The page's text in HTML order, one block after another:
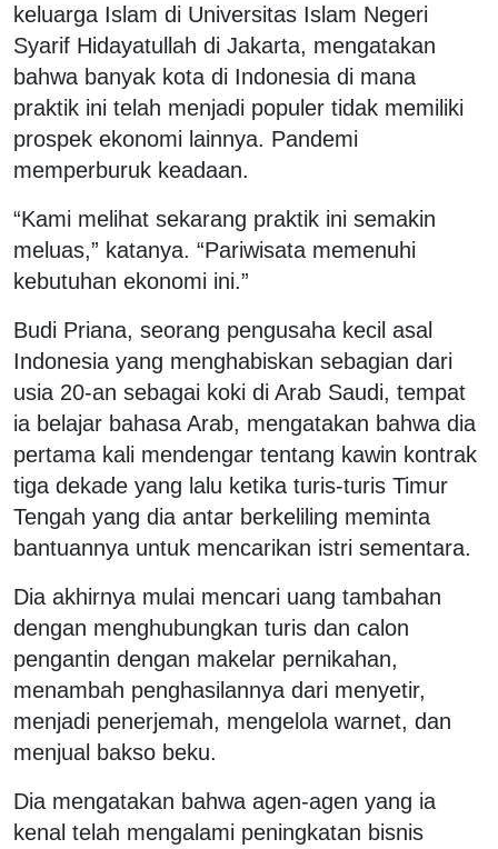
keluarga Islam di Universitas Islam Negeri
Syarif Hidayatullah di Jakarta, mengatakan
bahwa banyak kota di Indonesia di mana
praktik ini telah menjadi populer tidak memiliki
prospek ekonomi lainnya. Pandemi
memperburuk keadaan.
“Kami melihat sekarang praktik ini semakin
meluas,” katanya. “Pariwisata memenuhi
kebutuhan ekonomi ini.”
Budi Priana, seorang pengusaha kecil asal
Indonesia yang menghabiskan sebagian dari
usia 20-an sebagai koki di Arab Saudi, tempat
ia belajar bahasa Arab, mengatakan bahwa dia
pertama kali mendengar tentang kawin kontrak
tiga dekade yang lalu ketika turis-turis Timur
Tengah yang dia antar berkeliling meminta
bantuannya untuk mencarikan istri sementara.
Dia akhirnya mulai mencari uang tambahan
dengan menghubungkan turis dan calon
pengantin dengan makelar pernikahan,
menambah penghasilannya dari menyetir,
menjadi penerjemah, mengelola warnet, dan
menjual bakso beku.
Dia mengatakan bahwa agen-agen yang ia
kenal telah mengalami peningkatan bisnis